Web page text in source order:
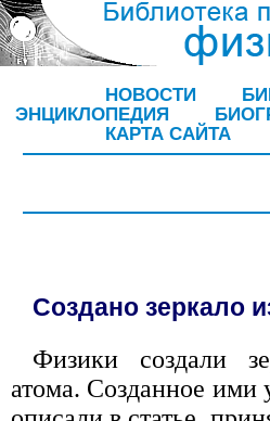
НОВОСТИ
ЭНЦИКЛОПЕДИЯ
КАРТА САЙТА
Создано зеркало
Физики создали
атома. Созданное ими